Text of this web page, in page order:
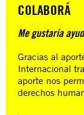
COLABORÁ
Me gustaría
Gracias al
Internacional
aporte nos
derechos